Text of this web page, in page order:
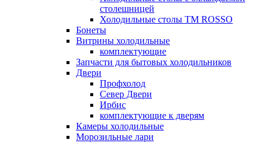
столешницей
Холодильные столы ТМ ROSSO
Бонеты
Витрины холодильные
комплектующие
Запчасти для бытовых холодильников
Двери
Профхолод
Север Двери
Ирбис
комплектующие к дверям
Камеры холодильные
Морозильные лари